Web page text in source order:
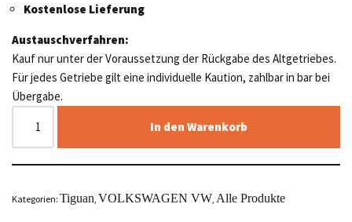
Kostenlose Lieferung
Austauschverfahren:
Kauf nur unter der Voraussetzung der Rückgabe des Altgetriebes.
Für jedes Getriebe gilt eine individuelle Kaution, zahlbar in bar bei
Übergabe.
In den Warenkorb
Kategorien: Tiguan VOLKSWAGEN VW Alle Produkte